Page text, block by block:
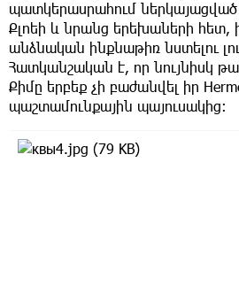
պատկերասրահում ներկայացված
Քլոեի և նրանց երեխաների հետ,
անձնական ինքնաթիռ նստելու
Հատկանշական է, որ նույնիսկ
Քիմը երբեք չի բաժանվել իր
պաշտամունքային պայուսակից։